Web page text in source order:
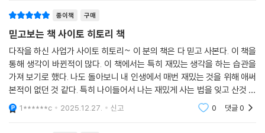
명심하라. 시간은 늘 당신 편이다. 시계가 똑딱똑딱 하면서 가는 소리를 ‘운
는 고민과 장애물에서 해방될 수 있다. 즉, ‘운이 들어오는 입구’를 넓히게
되는 것이다.
같은 시기를 거치기 마련이다. 하지만 그런 시기가 있다고 해서 ‘운이 나쁜
종이책 구매
믿고보는 책 사이토 히토리 책
다작을 하신 사업가 사이토 히토리~ 이 분의 책은 다 믿고 사본다. 이 책을
통해 생각이 바뀐적이 많다. 이 책에서는 특히 재밌는 생각을 하는 습관을
가져 보기로 했다. 나도 돌아보니 내 인생에서 매번 재밌는 것을 위해 애써
본적이 없던 것 같다. 특히 나이들어서 나는 재밌게 사는 법을 잊고 산것 같
다. 연구해봄직한 재밌게 살기!!! 이런 소중한 점을 깨우쳐 주는 사이토 히
토리가
1******c 2025.12.27. 신고 0 댓글0